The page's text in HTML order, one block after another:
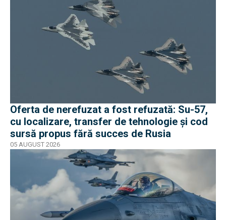
Oferta de nerefuzat a fost refuzată: Su-57,
cu localizare, transfer de tehnologie și cod
sursă propus fără succes de Rusia
05 AUGUST 2026